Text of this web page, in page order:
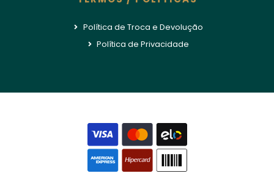
Política de Troca e Devolução
Política de Privacidade